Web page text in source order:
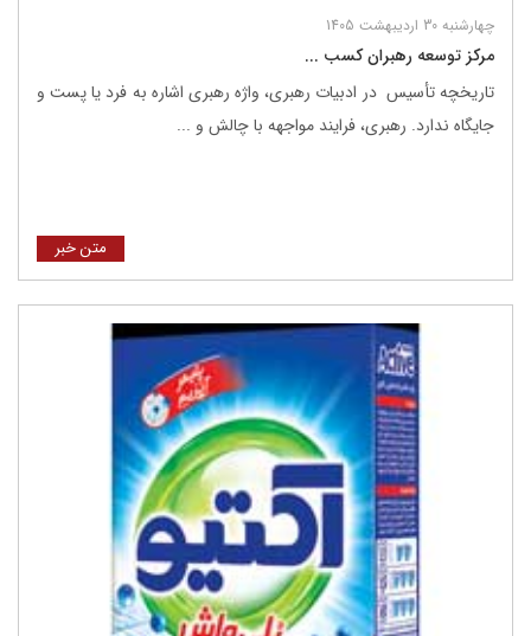
چهارشنبه 30 اردیبهشت 1405
مرکز توسعه رهبران کسب ...
تاریخچه تأسیس در ادبیات رهبری، واژه رهبری اشاره به فرد یا پست و
جایگاه ندارد. رهبری، فرایند مواجهه با چالش و ...
متن خبر